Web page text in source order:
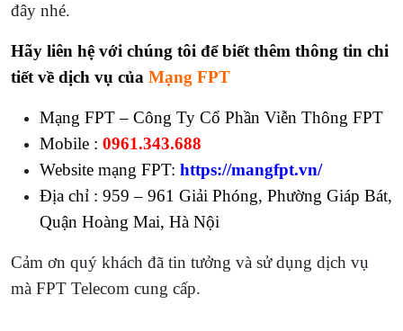
đây nhé.
Hãy liên hệ với chúng tôi để biết thêm thông tin chi
tiết về dịch vụ của Mạng FPT
Mạng FPT – Công Ty Cổ Phần Viễn Thông FPT
Mobile : 0961.343.688
Website mạng FPT: https://mangfpt.vn/
Địa chỉ : 959 – 961 Giải Phóng, Phường Giáp Bát,
Quận Hoàng Mai, Hà Nội
Cảm ơn quý khách đã tin tưởng và sử dụng dịch vụ
mà FPT Telecom cung cấp.